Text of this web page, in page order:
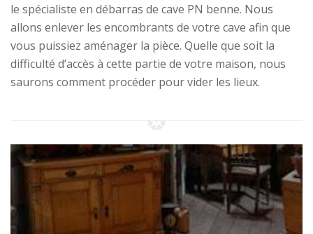
le spécialiste en débarras de cave PN benne. Nous
allons enlever les encombrants de votre cave afin que
vous puissiez aménager la pièce. Quelle que soit la
difficulté d’accès à cette partie de votre maison, nous
saurons comment procéder pour vider les lieux.